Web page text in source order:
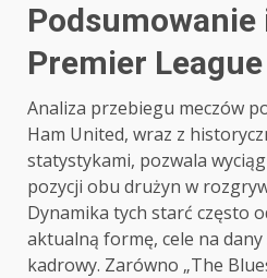
Podsumowanie
Premier League
Analiza przebiegu meczów
Ham United, wraz z
statystykami, pozwala
pozycji obu drużyn w
Dynamika tych starć często
aktualną formę, cele na
kadrowy. Zarówno „The